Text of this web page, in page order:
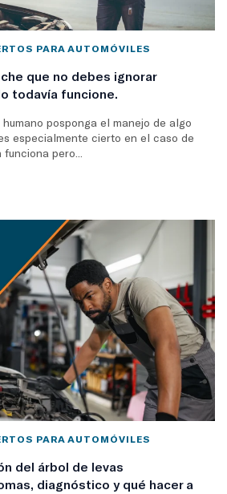
PARA AUTOMÓVILES
que no debes ignorar
todavía funcione.
posponga el manejo de algo
especialmente cierto en el caso de
pero...
PARA AUTOMÓVILES
del árbol de levas
diagnóstico y qué hacer a